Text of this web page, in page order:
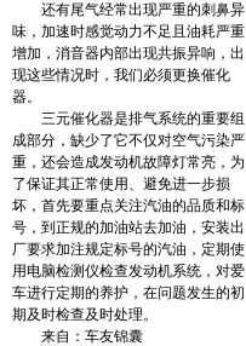
还有尾气经常出现严重的刺鼻异
味，加速时感觉动力不足且油耗严重
增加，消音器内部出现共振异响，出
现这些情况时，我们必须更换催化
器。
三元催化器是排气系统的重要组
成部分，缺少了它不仅对空气污染严
重，还会造成发动机故障灯常亮，为
了保证其正常使用、避免进一步损
坏，首先要重点关注汽油的品质和标
号，到正规的加油站去加油，安装出
厂要求加注规定标号的汽油，定期使
用电脑检测仪检查发动机系统，对爱
车进行定期的养护，在问题发生的初
期及时检查及时处理。
来自：车友锦囊